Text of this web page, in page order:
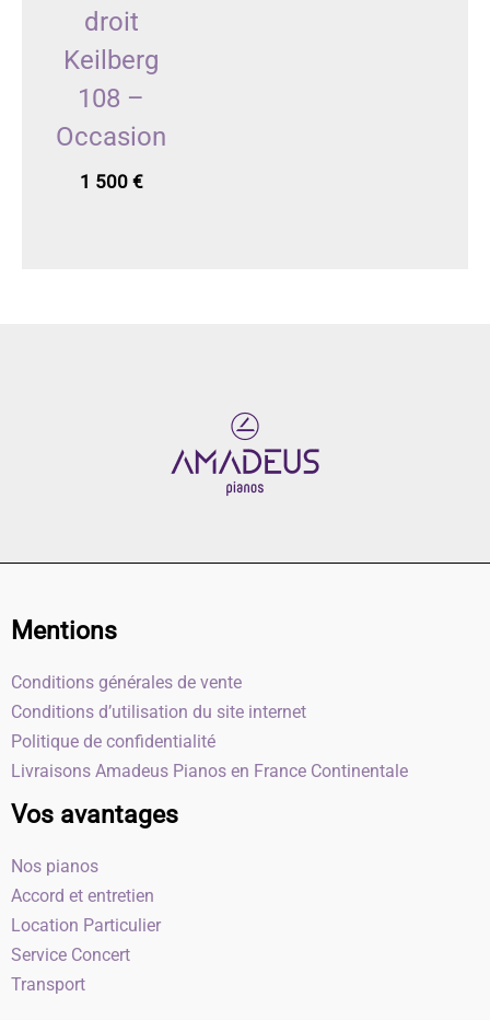
droit
Keilberg
108 –
Occasion
1 500 €
Mentions
Conditions générales de vente
Conditions d’utilisation du site internet
Politique de confidentialité
Livraisons Amadeus Pianos en France Continentale
Vos avantages
Nos pianos
Accord et entretien
Location Particulier
Service Concert
Transport